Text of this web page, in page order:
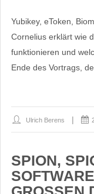
Yubikey, eToken,
Cornelius erklärt wie
funktionieren und
Ende des Vortrags,
Ulrich Berens
SPION,